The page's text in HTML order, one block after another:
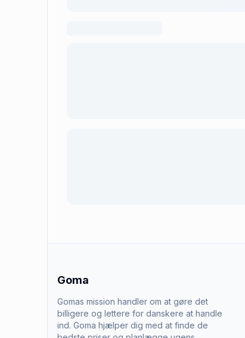
Goma
Gomas mission handler om at gøre det
billigere og lettere for danskere at handle
ind. Goma hjælper dig med at finde de